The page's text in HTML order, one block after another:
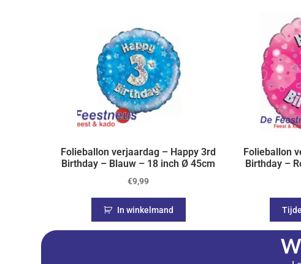
Folieballon verjaardag – Happy 3rd
Birthday – Blauw – 18 inch Ø 45cm
€9,99
In winkelmand
Folieballon
Birthday –